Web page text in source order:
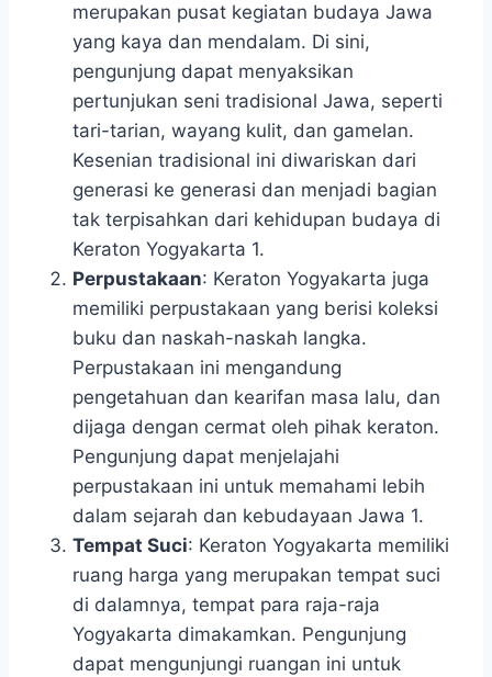
merupakan pusat kegiatan budaya Jawa
yang kaya dan mendalam. Di sini,
pengunjung dapat menyaksikan
pertunjukan seni tradisional Jawa, seperti
tari-tarian, wayang kulit, dan gamelan.
Kesenian tradisional ini diwariskan dari
generasi ke generasi dan menjadi bagian
tak terpisahkan dari kehidupan budaya di
Keraton Yogyakarta 1.
Perpustakaan: Keraton Yogyakarta juga
memiliki perpustakaan yang berisi koleksi
buku dan naskah-naskah langka.
Perpustakaan ini mengandung
pengetahuan dan kearifan masa lalu, dan
dijaga dengan cermat oleh pihak keraton.
Pengunjung dapat menjelajahi
perpustakaan ini untuk memahami lebih
dalam sejarah dan kebudayaan Jawa 1.
Tempat Suci: Keraton Yogyakarta memiliki
ruang harga yang merupakan tempat suci
di dalamnya, tempat para raja-raja
Yogyakarta dimakamkan. Pengunjung
dapat mengunjungi ruangan ini untuk